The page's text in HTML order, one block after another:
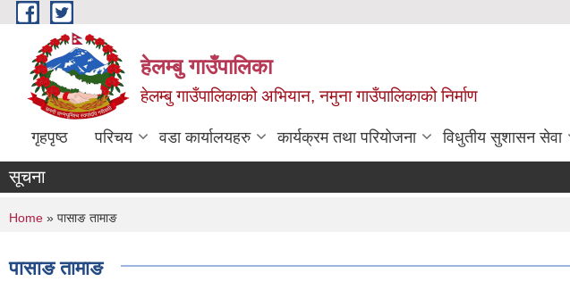
Skip to main content
हेलम्बु गाउँपालिका
हेलम्बु गाउँपालिकाको अभियान, नमुना गाउँपालिकाको निर्माण
गृहपृष्ठ परिचय वडा कार्यालयहरु कार्यक्रम तथा परियोजना विधुतीय सुशासन सेवा
सूचना
You are here
Home » पासाङ तामाङ
पासाङ तामाङ